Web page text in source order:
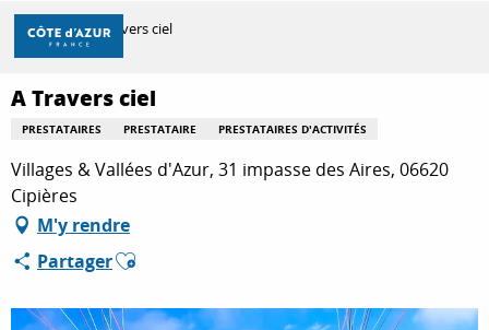
Aller
contenu
principal
DÉCOUVRIR
À FAIRE
SÉJOURNER
Accueil A Travers ciel
A Travers ciel
PRESTATAIRES PRESTATAIRE PRESTATAIRES D'ACTIVITÉS
Villages & Vallées d'Azur, 31 impasse des Aires, 06620
Cipières
M'y rendre
PartagerAjouter aux favoris